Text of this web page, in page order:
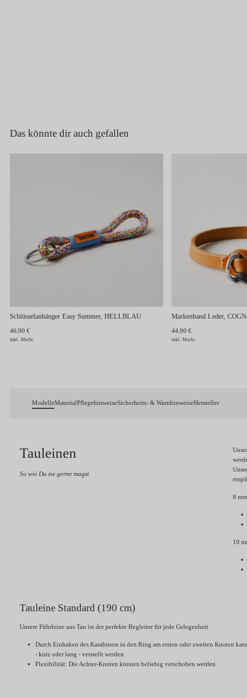
Das könnte dir auch gefallen
Schlüsselanhänger Easy Summer, HELLBLAU
46,90 €
inkl. MwSt.
Markenband Leder,
44,90 €
inkl. MwSt.
ModelleMaterialPflegehinweiseSicherheits- & WarnhinweiseHersteller
Tauleinen
So wie Du sie gerne magst
8
10
Tauleine Standard (190 cm)
Unsere Führleine aus Tau ist der perfekte Begleiter für jede Gelegenheit.
Durch Einhaken des Karabiners in den Ring am ersten oder zweiten Knoten
- kurz oder lang - verstellt werden.
Flexibilität: Die Achter-Knoten können beliebig verschoben werden.